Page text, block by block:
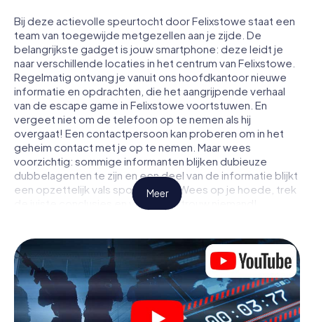
Bij deze actievolle speurtocht door Felixstowe staat een
team van toegewijde metgezellen aan je zijde. De
belangrijkste gadget is jouw smartphone: deze leidt je
naar verschillende locaties in het centrum van Felixstowe.
Regelmatig ontvang je vanuit ons hoofdkantoor nieuwe
informatie en opdrachten, die het aangrijpende verhaal
van de escape game in Felixstowe voortstuwen. En
vergeet niet om de telefoon op te nemen als hij
overgaat! Een contactpersoon kan proberen om in het
geheim contact met je op te nemen. Maar wees
voorzichtig: sommige informanten blijken dubieuze
dubbelagenten te zijn en een deel van de informatie blijkt
een opzettelijk vals spoor te zijn. Wees op je hoede, trek
de juiste conclusies en vooral: vertrouw niemand!
je niet opgesloten in een kamer waaruit je jezelf binnen
een bepaald tijdvenster moet bevrijden. Met deze
speurtocht met een smartphone wordt heel Felixstowe
jouw speelveld! De technische voorwaarden voor jouw
avontuur in Felixstowe zijn een smartphone en toegang
tot het mobiel internet. Met één klik krijg jij toegang tot
Meer